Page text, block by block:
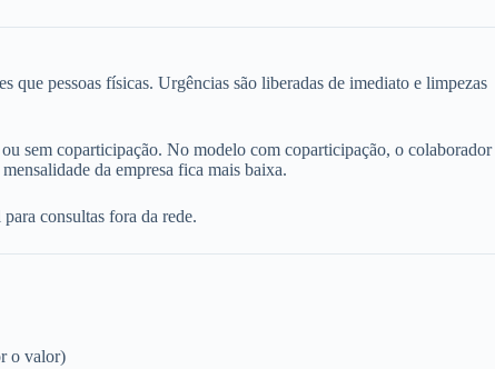
que pessoas físicas. Urgências são liberadas de imediato e limpezas
sem coparticipação. No modelo com coparticipação, o colaborador
da empresa fica mais baixa.
consultas fora da rede.
o valor)